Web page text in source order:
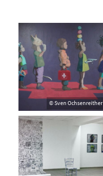
© Sven Ochsenreither